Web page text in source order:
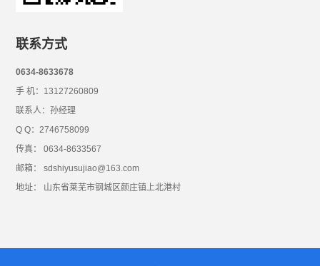
联系方式
0634-8633678
手 机：13127260809
联系人：孙经理
Q Q：2746758099
传真： 0634-8633567
邮箱： sdshiyusujiao@163.com
地址： 山东省莱芜市钢城区颜庄镇上北港村